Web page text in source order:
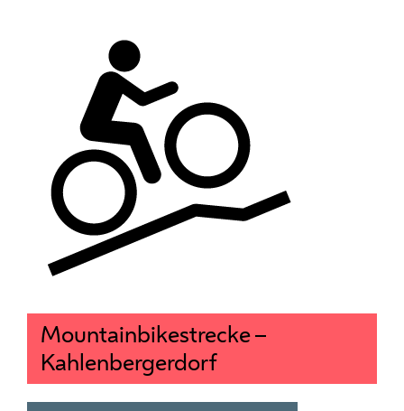
Mountainbikestrecke –
Kahlenbergerdorf